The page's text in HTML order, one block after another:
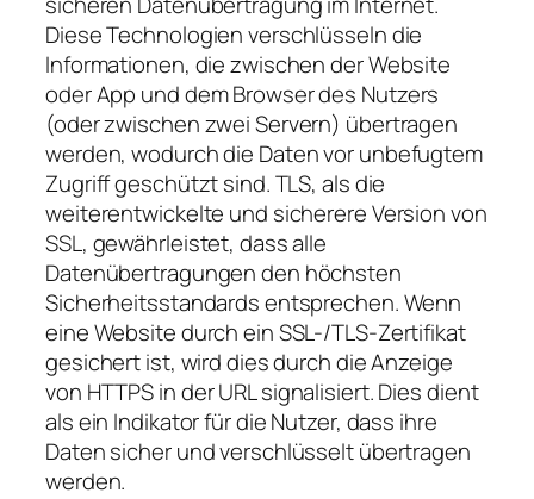
Diese Technologien verschlüsseln die
Informationen, die zwischen der Website
oder App und dem Browser des Nutzers
(oder zwischen zwei Servern) übertragen
werden, wodurch die Daten vor unbefugtem
Zugriff geschützt sind. TLS, als die
weiterentwickelte und sicherere Version von
SSL, gewährleistet, dass alle
Datenübertragungen den höchsten
Sicherheitsstandards entsprechen. Wenn
eine Website durch ein SSL-/TLS-Zertifikat
gesichert ist, wird dies durch die Anzeige
von HTTPS in der URL signalisiert. Dies dient
als ein Indikator für die Nutzer, dass ihre
Daten sicher und verschlüsselt übertragen
werden.